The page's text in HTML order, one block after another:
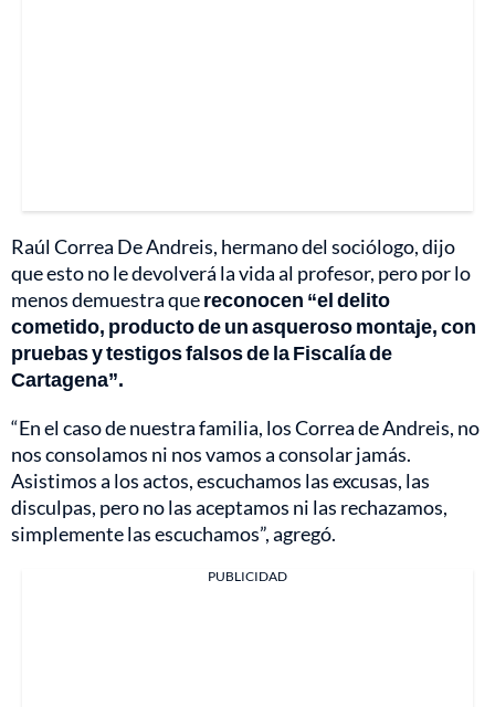
Raúl Correa De Andreis, hermano del sociólogo, dijo
que esto no le devolverá la vida al profesor, pero por lo
menos demuestra quereconocen “el delito
cometido, producto de un asqueroso montaje, con
pruebas y testigos falsos de la Fiscalía de
Cartagena”.
“En el caso de nuestra familia, los Correa de Andreis, no
nos consolamos ni nos vamos a consolar jamás.
Asistimos a los actos, escuchamos las excusas, las
disculpas, pero no las aceptamos ni las rechazamos,
simplemente las escuchamos”, agregó.
PUBLICIDAD